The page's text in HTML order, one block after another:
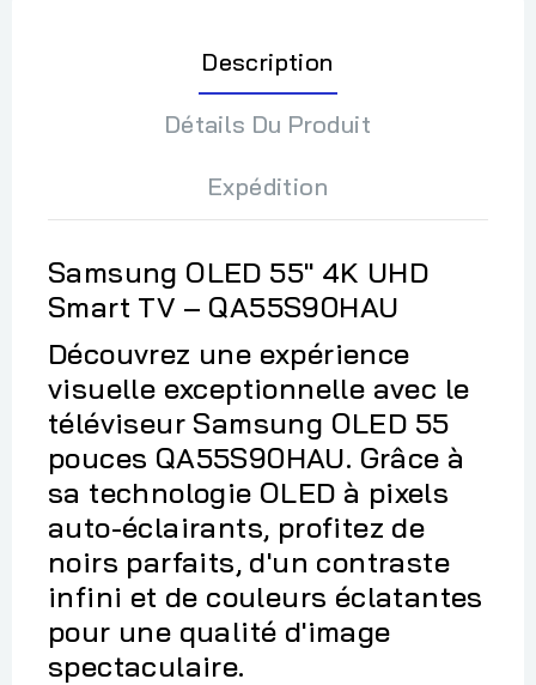
Description
Détails Du Produit
Expédition
Samsung OLED 55" 4K UHD
Smart TV – QA55S90HAU
Découvrez une expérience
visuelle exceptionnelle avec le
téléviseur Samsung OLED 55
pouces QA55S90HAU. Grâce à
sa technologie OLED à pixels
auto-éclairants, profitez de
noirs parfaits, d'un contraste
infini et de couleurs éclatantes
pour une qualité d'image
spectaculaire.